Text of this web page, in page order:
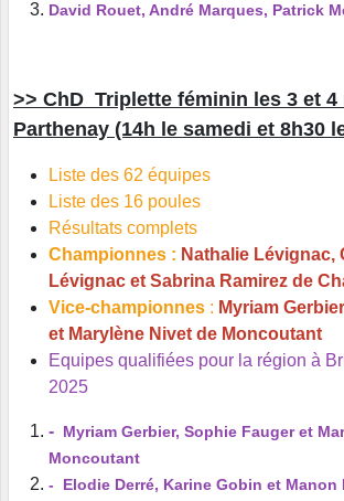
David Rouet, André Marques, Patrick
>> ChD Triplette féminin les 3 et 4
Parthenay (14h le samedi et 8h30
Liste des 62 équipes
Liste des 16 poules
Résultats complets
Championnes : Nathalie Lévignac,
Lévignac et Sabrina Ramirez de
Vice-championnes : Myriam
et Marylène Nivet de Moncoutant
Equipes qualifiées pour la région à
2025
- Myriam Gerbier, Sophie Fauger et
Moncoutant
- Elodie Derré, Karine Gobin et Manon